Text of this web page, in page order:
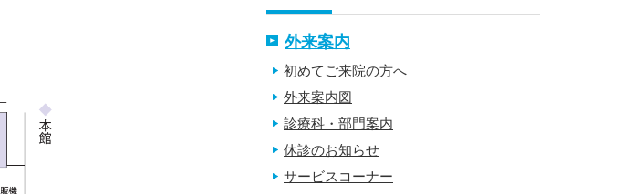
外来案内
初めてご来院の方へ
外来案内図
診療科・部門案内
休診のお知らせ
サービスコーナー